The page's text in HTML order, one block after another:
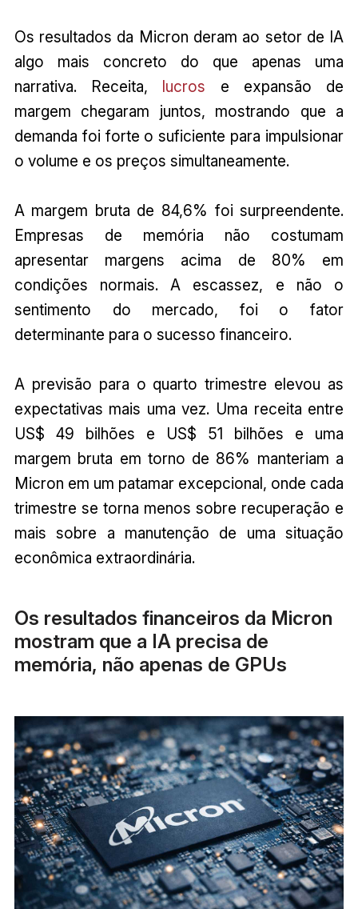
Os resultados da Micron deram ao setor de IA
algo mais concreto do que apenas uma
narrativa. Receita, lucros e expansão de
margem chegaram juntos, mostrando que a
demanda foi forte o suficiente para impulsionar
o volume e os preços simultaneamente.
A margem bruta de 84,6% foi surpreendente.
Empresas de memória não costumam
apresentar margens acima de 80% em
condições normais. A escassez, e não o
sentimento do mercado, foi o fator
determinante para o sucesso financeiro.
A previsão para o quarto trimestre elevou as
expectativas mais uma vez. Uma receita entre
US$ 49 bilhões e US$ 51 bilhões e uma
margem bruta em torno de 86% manteriam a
Micron em um patamar excepcional, onde cada
trimestre se torna menos sobre recuperação e
mais sobre a manutenção de uma situação
econômica extraordinária.
Os resultados financeiros da Micron
mostram que a IA precisa de
memória, não apenas de GPUs